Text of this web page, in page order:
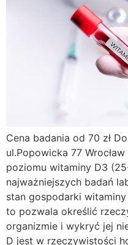
Cena badania od 70 zł
ul.Popowicka 77
poziomu witaminy D3
najważniejszych badań
stan gospodarki
to pozwala określić
organizmie i wykryć jej
D jest w rzeczywistości